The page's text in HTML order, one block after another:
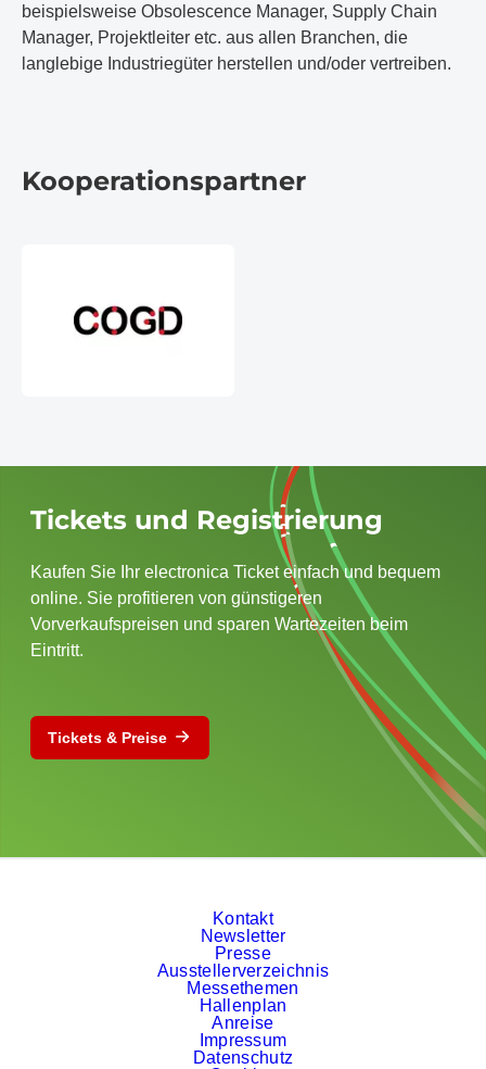
beispielsweise Obsolescence Manager, Supply Chain
Manager, Projektleiter etc. aus allen Branchen, die
langlebige Industriegüter herstellen und/oder vertreiben.
Kooperationspartner
Tickets und Registrierung
Kaufen Sie Ihr electronica Ticket einfach und bequem
online. Sie profitieren von günstigeren
Vorverkaufspreisen und sparen Wartezeiten beim
Eintritt.
Tickets & Preise
Kontakt
Newsletter
Presse
Ausstellerverzeichnis
Messethemen
Hallenplan
Anreise
Impressum
Datenschutz